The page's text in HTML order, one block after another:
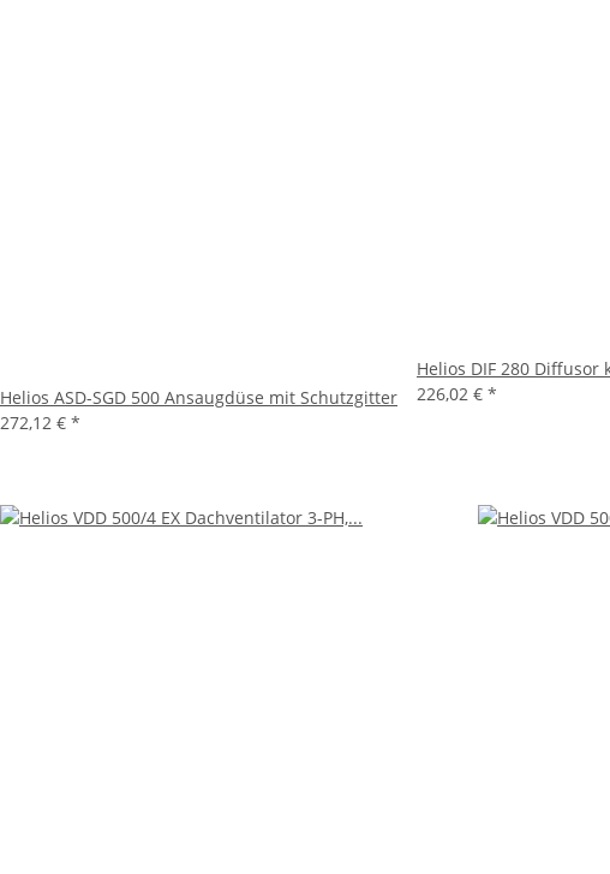
Helios ASD-SGD 500 Ansaugdüse mit Schutzgitter
272,12 € *
Helios DIF 280 Diffusor
226,02 € *